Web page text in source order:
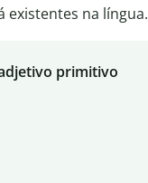
existentes na língua.
primitivo